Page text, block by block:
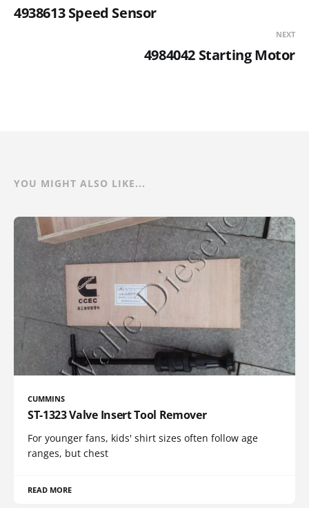
4938613 Speed Sensor
NEXT
4984042 Starting Motor
YOU MIGHT ALSO LIKE...
CUMMINS
ST-1323 Valve Insert Tool Remover
For younger fans, kids' shirt sizes often follow age
ranges, but chest
READ MORE